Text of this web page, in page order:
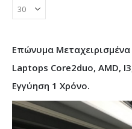
Επώνυμα
Laptops Core2duo, AMD,
Εγγύηση 1 Χρόνο.